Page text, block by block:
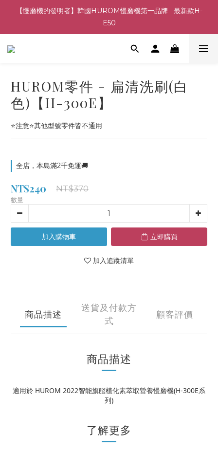
【慢磨機的發明者】韓國HUROM慢磨機第一品牌   最新款H-
E50
HUROM零件 - 扁清洗刷(白
色)【H-300E】
⭐注意⭐其他型號零件皆不通用
全店，本島滿2千免運🚚
NT$240 NT$370
數量
加入購物車 立即購買
加入追蹤清單
商品描述
送貨及付款方
式
顧客評價
商品描述
適用於 HUROM 2022智能旗艦植化素萃取營養慢磨機(H-300E系
列)
了解更多